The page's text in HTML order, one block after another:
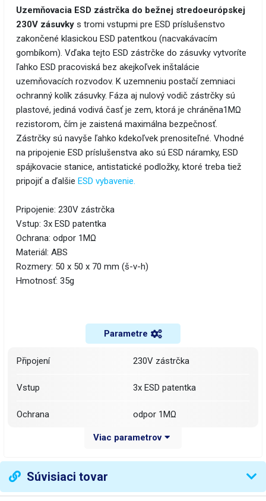
Uzemňovacia ESD zástrčka do bežnej stredoeurópskej
230V zásuvky s tromi vstupmi pre ESD príslušenstvo
zakončené klasickou ESD patentkou (nacvakávacím
gombíkom). Vďaka tejto ESD zástrčke do zásuvky vytvoríte
ľahko ESD pracoviská bez akejkoľvek inštalácie
uzemňovacích rozvodov. K uzemneniu postačí zemniaci
ochranný kolík zásuvky. Fáza aj nulový vodič zástrčky sú
plastové, jediná vodivá časť je zem, ktorá je chráněna1MΩ
rezistorom, čím je zaistená maximálna bezpečnosť.
Zástrčky sú navyše ľahko kdekoľvek prenositeľné. Vhodné
na pripojenie ESD príslušenstva ako sú ESD náramky, ESD
spájkovacie stanice, antistatické podložky, ktoré treba tiež
pripojiť a ďalšie ESD vybavenie.
Pripojenie: 230V zástrčka
Vstup: 3x ESD patentka
Ochrana: odpor 1MΩ
Materiál: ABS
Rozmery: 50 x 50 x 70 mm (š-v-h)
Hmotnosť: 35g
Parametre
Připojení 230V zástrčka
Vstup 3x ESD patentka
Ochrana odpor 1MΩ
ABS
Hmotnost 35g
Viac parametrov
Súvisiaci tovar